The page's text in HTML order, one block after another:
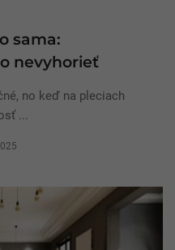
sama:
nevyhorieť
no keď na pleciach
...